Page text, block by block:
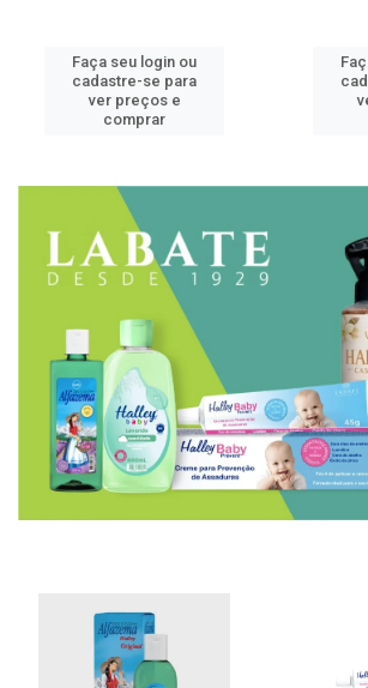
Faça seu login ou
cadastre-se para
ver preços e
comprar